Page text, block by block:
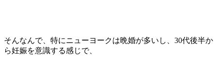
そんなんで、特にニューヨークは晩婚が多いし、30代後半か
ら妊娠を意識する感じで、